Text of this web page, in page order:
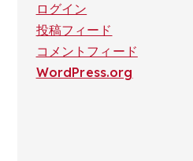
ログイン
投稿フィード
コメントフィード
WordPress.org